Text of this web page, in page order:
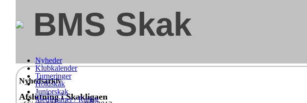
BMS Skak
Nyheder
Klubkalender
Turneringer
Holdskak
Juniorskak
Medlemmer / Rating
Nyhedsarkiv
Afslutning i Skakligaen